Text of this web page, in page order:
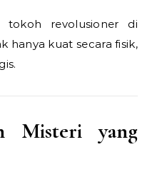
tokoh revolusioner di
hanya kuat secara fisik,
Misteri yang